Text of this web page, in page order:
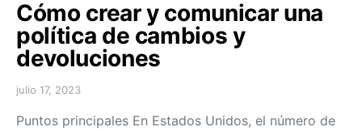
Cómo crear y comunicar una
política de cambios y
devoluciones
julio 17, 2023
Puntos principales En Estados Unidos, el número de